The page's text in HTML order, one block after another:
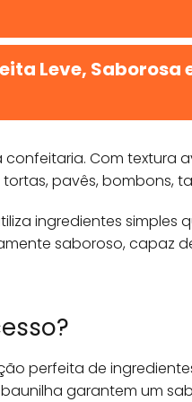
Leve, Saborosa
Com textura
pavês, bombons,
ingredientes simples
saboroso, capaz
perfeita de
garantem um